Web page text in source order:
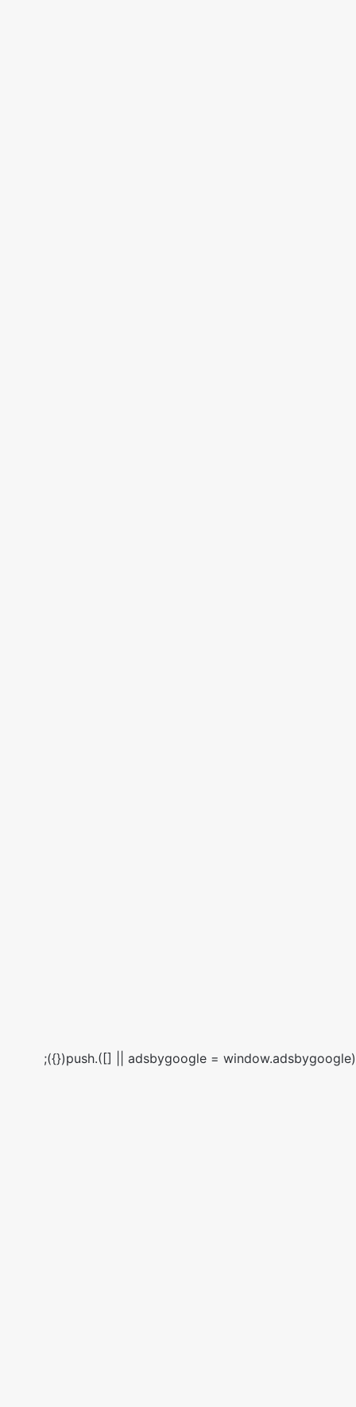
(adsbygoogle = window.adsbygoogle || []).push({});